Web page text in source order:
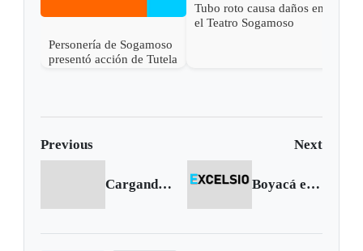
Personería de Sogamoso
presentó acción de Tutela
Tubo roto causa daños en
el Teatro Sogamoso
Previous Next
Cargando anterior... Boyacá enciende su navidad